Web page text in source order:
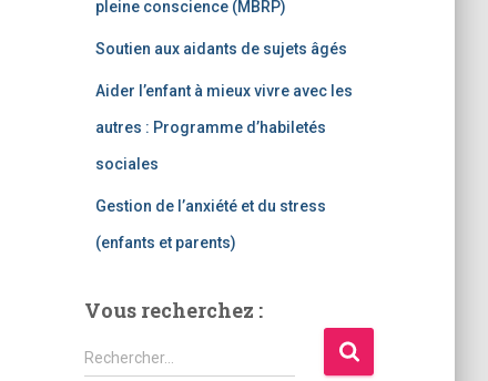
pleine conscience (MBRP)
Soutien aux aidants de sujets âgés
Aider l’enfant à mieux vivre avec les
autres : Programme d’habiletés
sociales
Gestion de l’anxiété et du stress
(enfants et parents)
Vous recherchez :
R
e
Rechercher…